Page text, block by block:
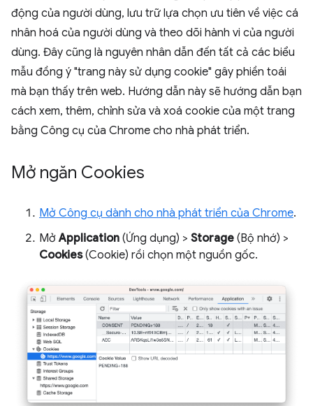
động của người dùng, lưu trữ lựa chọn ưu tiên về việc cá
nhân hoá của người dùng và theo dõi hành vi của người
dùng. Đây cũng là nguyên nhân dẫn đến tất cả các biểu
mẫu đồng ý "trang này sử dụng cookie" gây phiền toái
mà bạn thấy trên web. Hướng dẫn này sẽ hướng dẫn bạn
cách xem, thêm, chỉnh sửa và xoá cookie của một trang
bằng Công cụ của Chrome cho nhà phát triển.
Mở ngăn Cookies
Mở Công cụ dành cho nhà phát triển của Chrome.
MởApplication (Ứng dụng) > Storage (Bộ nhớ) >
Cookies(Cookie) rồi chọn một nguồn gốc.